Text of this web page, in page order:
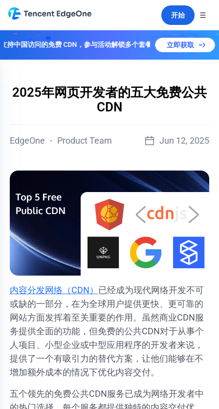
开始
问的免费 CDN，参与活动解锁多个套餐！ 立即获取
2025年网页开发者的五大免费公共
CDN
EdgeOne - Product Team Jun 12, 2025
内容分发网络（CDN） 已经成为现代网络开发不可
或缺的一部分，在为全球用户提供更快、更可靠的
网站方面发挥着至关重要的作用。虽然商业CDN服
务提供全面的功能，但免费的公共CDN对于从事个
人项目、小型企业或中型应用程序的开发者来说，
提供了一个有吸引力的替代方案，让他们能够在不
增加额外成本的情况下优化内容交付。
五个领先的免费公共CDN服务已成为网络开发者中